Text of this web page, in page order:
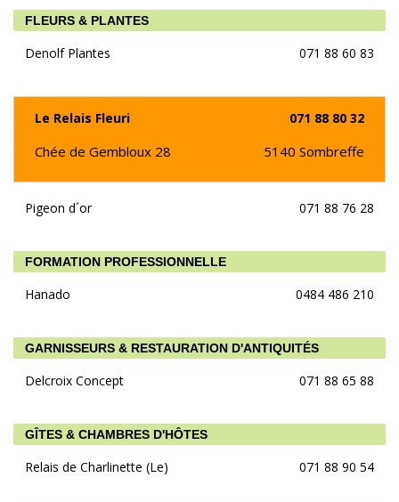
FLEURS & PLANTES
Denolf Plantes 071 88 60 83
Le Relais Fleuri 071 88 80 32
Chée de Gembloux 28 5140 Sombreffe
Pigeon d´or 071 88 76 28
FORMATION PROFESSIONNELLE
Hanado 0484 486 210
GARNISSEURS & RESTAURATION D'ANTIQUITÉS
Delcroix Concept 071 88 65 88
GÎTES & CHAMBRES D'HÔTES
Relais de Charlinette (Le) 071 88 90 54